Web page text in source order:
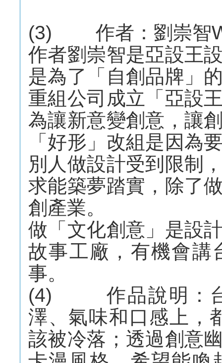
(3) 作者：劉崇智
作者劉崇智是亞設王
是為了「自創品牌」
重組公司成立「亞設
為讓新意變創意，讓
「好形」改組是因為
別人做設計受到限制
求能築夢踏實，除了
創產業。
做「文化創意」是設
故事工廠，有機會講
事。
(4) 作品說明：台
澤、氣味和口感上，
該被冷落；透過創意